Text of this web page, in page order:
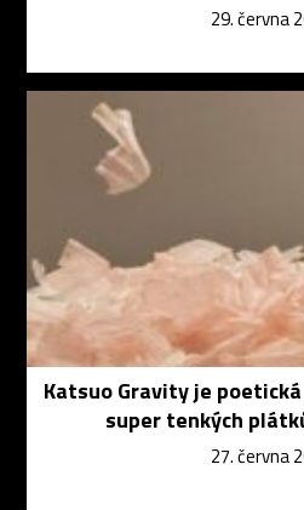
29. června
Katsuo Gravity je
super tenkých
27. června